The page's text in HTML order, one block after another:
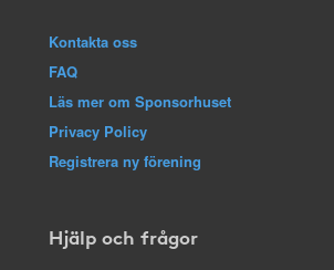
Kontakta oss
FAQ
Läs mer om Sponsorhuset
Privacy Policy
Registrera ny förening
Hjälp och frågor